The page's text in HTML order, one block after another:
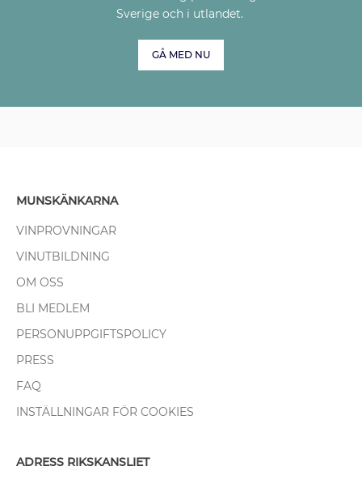
Sverige och i utlandet.
GÅ MED NU
MUNSKÄNKARNA
VINPROVNINGAR
VINUTBILDNING
OM OSS
BLI MEDLEM
PERSONUPPGIFTSPOLICY
PRESS
FAQ
INSTÄLLNINGAR FÖR COOKIES
ADRESS RIKSKANSLIET